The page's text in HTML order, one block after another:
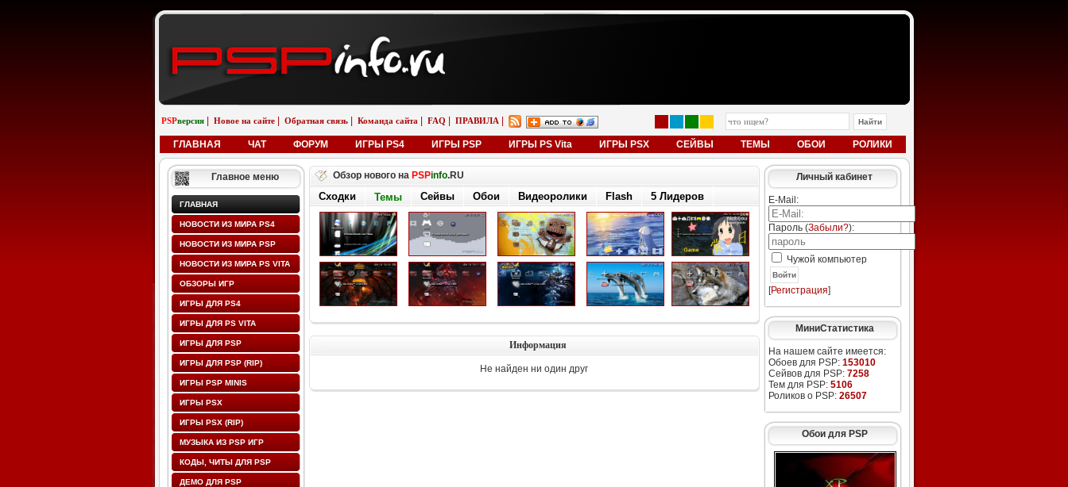
PSPверсия Новое на сайте Обратная связь Команда сайта FAQ ПРАВИЛА
ГЛАВНАЯ ЧАТ ФОРУМ ИГРЫ PS4 ИГРЫ PSP ИГРЫ PS Vita ИГРЫ PSX СЕЙВЫ ТЕМЫ ОБОИ РОЛИКИ
Главное меню
ГЛАВНАЯ
НОВОСТИ ИЗ МИРА PS4
НОВОСТИ ИЗ МИРА PSP
НОВОСТИ ИЗ МИРА PS VITA
ОБЗОРЫ ИГР
ИГРЫ ДЛЯ PS4
ИГРЫ ДЛЯ PS VITA
ИГРЫ ДЛЯ PSP
ИГРЫ ДЛЯ PSP (RIP)
ИГРЫ PSP MINIS
ИГРЫ PSX
ИГРЫ PSX (RIP)
МУЗЫКА ИЗ PSP ИГР
КОДЫ, ЧИТЫ ДЛЯ PSP
ДЕМО ДЛЯ PSP
Обзор нового на PSPinfo.RU
Сходки Темы Сейвы Обои Видеоролики Flash 5 Лидеров
Информация
Не найден ни один друг
Личный кабинет
E-Mail:
Пароль (Забыли?):
Чужой компьютер
Войти
[Регистрация]
МиниСтатистика
На нашем сайте имеется:
Обоев для PSP: 153010
Сейвов для PSP: 7258
Тем для PSP: 5106
Роликов о PSP: 26507
Обои для PSP